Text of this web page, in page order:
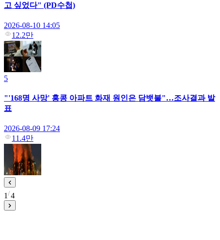
고 싶었다" (PD수첩)
2026-08-10 14:05
12.2만
5
"'168명 사망' 홍콩 아파트 화재 원인은 담뱃불"…조사결과 발
표
2026-08-09 17:24
11.4만
1 4